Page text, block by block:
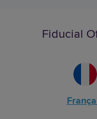
Fiducial